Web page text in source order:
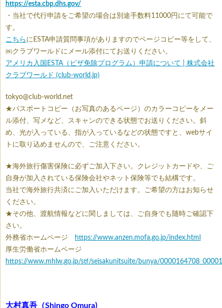
https://esta.cbp.dhs.gov/
・当社で代行申請をご希望の場合は別途手数料11000円にて可能で
す。
こちら にESTA申請質問事項がありますのでページコピー等をして、
㈱クラブワールドにメール添付にてお送りください。
アメリカ入国ESTA（ビザ免除プログラム）申請について | 株式会社
クラブワールド (club-world.jp)
tokyo@club-world.net
★パスポートコピー（お写真のあるページ）のカラーコピーをメー
ル添付、写メなど、スキャンのできる状態でお送りください。斜
め、光が入っている、指が入っているなどの状態ですと、webサイ
トに取り込めませんので、ご注意ください。
★海外旅行傷害保険に必ずご加入下さい。クレジットカードや、ご
自身が加入されている保険会社やネット保険等でも結構です。
当社で海外旅行共済にご加入いただけます。ご希望の方はお知らせ
ください。
★その他、渡航情報などに関しましては、ご自身でも随時ご確認下
さい。
外務省ホームページ
https://www.anzen.mofa.go.jp/index.html
厚生労働省ホームページ
https://www.mhlw.go.jp/stf/seisakunitsuite/bunya/
大村真吾（Shingo Omura)